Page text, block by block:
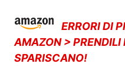
ERRORI DI
AMAZON > PRENDILI
SPARISCANO!